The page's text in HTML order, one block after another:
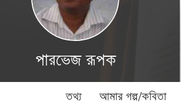
পারভেজ রূপক
তথ্য আমার গল্প/কবিতা